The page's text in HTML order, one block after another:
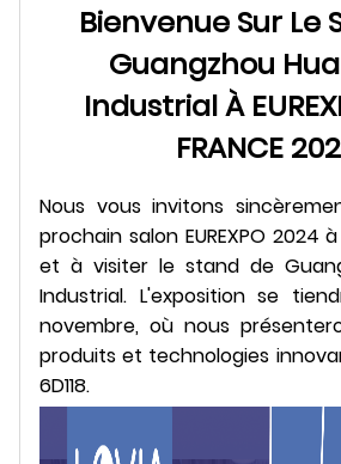
Bienvenue Sur Le
Guangzhou
Industrial À
FRANCE
Nous vous invitons
prochain salon EUREXPO 2024
et à visiter le stand de
Industrial. L'exposition se
novembre, où nous
produits et technologies
6D118.